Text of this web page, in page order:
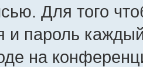
Для того
и пароль
на